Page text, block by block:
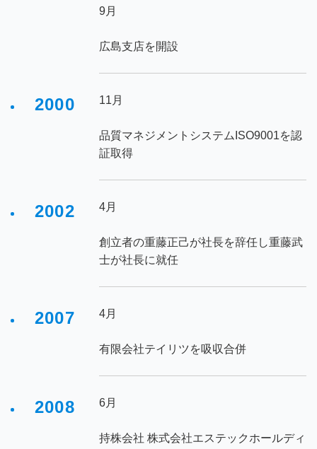
9月
広島支店を開設
2000 11月
品質マネジメントシステムISO9001を認
証取得
2002 4月
創立者の重藤正己が社長を辞任し重藤武
士が社長に就任
2007 4月
有限会社テイリツを吸収合併
2008 6月
持株会社 株式会社エステックホールディ